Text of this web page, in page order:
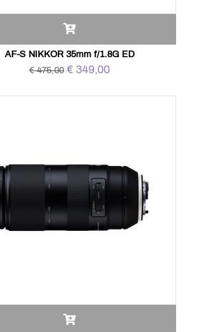
AF-S NIKKOR 35mm f/1.8G ED
€ 475,00 € 349,00